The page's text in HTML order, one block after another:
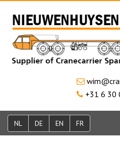
+31 6 30
NL DE EN FR